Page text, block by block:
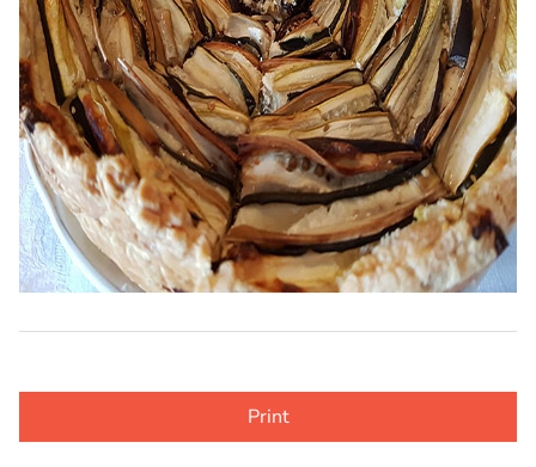
Print